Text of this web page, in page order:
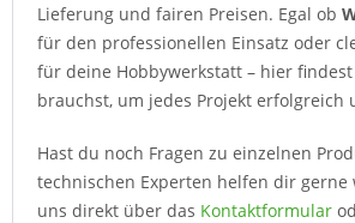
Lieferung und fairen Preisen. Egal ob
für den professionellen Einsatz oder
für deine Hobbywerkstatt – hier
brauchst, um jedes Projekt erfolgreich
Hast du noch Fragen zu einzelnen
technischen Experten helfen dir gerne
uns direkt über das Kontaktformular